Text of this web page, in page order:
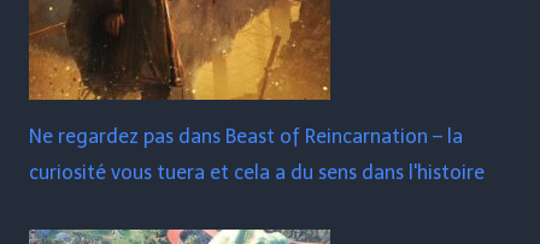
Ne regardez pas dans Beast of Reincarnation – la
curiosité vous tuera et cela a du sens dans l'histoire